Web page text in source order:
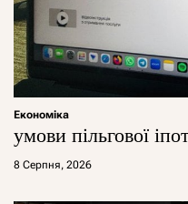
Економіка
умови пільгової
8 Серпня, 2026